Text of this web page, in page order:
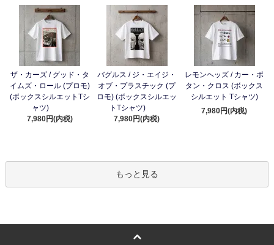
ザ・カーズ / グッド・タ
イムズ・ロール (プロモ)
(ボックスシルエットTシ
ャツ)
7,980円(内税)
バグルス / ジ・エイジ・
オブ・プラスチック (プ
ロモ) (ボックスシルエッ
トTシャツ)
7,980円(内税)
レモンヘッズ / カー・ボ
タン・クロス (ボックス
シルエット Tシャツ)
7,980円(内税)
もっと見る